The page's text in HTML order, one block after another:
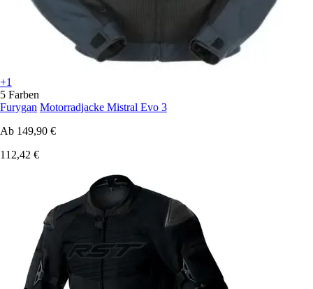
+1
5 Farben
Furygan Motorradjacke Mistral Evo 3
Ab 149,90 €
112,42 €